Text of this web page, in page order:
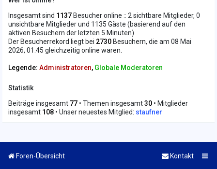
Insgesamt sind 1137 Besucher online :: 2 sichtbare Mitglieder, 0
unsichtbare Mitglieder und 1135 Gäste (basierend auf den
aktiven Besuchern der letzten 5 Minuten)
Der Besucherrekord liegt bei 2730 Besuchern, die am 08 Mai
2026, 01:45 gleichzeitig online waren.
Legende: Administratoren, Globale Moderatoren
Statistik
Beiträge insgesamt 77 • Themen insgesamt30 • Mitglieder
insgesamt 108 • Unser neuestes Mitglied: staufner
Foren-Übersicht Kontakt